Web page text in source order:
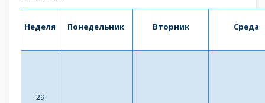
Неделя Понедельник Вторник Среда
29